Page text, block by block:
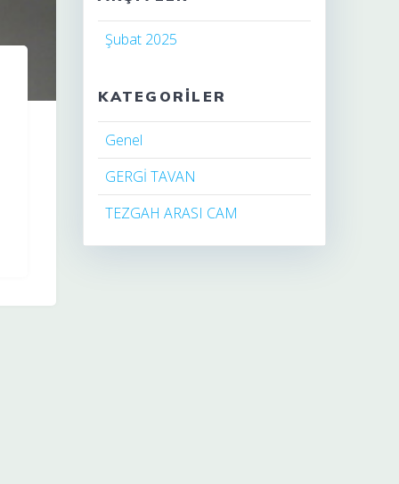
Şubat 2025
KATEGORILER
Genel
GERGİ TAVAN
TEZGAH ARASI CAM